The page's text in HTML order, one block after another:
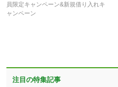
員限定キャンペーン&新規借り入れキ
ャンペーン
注目の特集記事